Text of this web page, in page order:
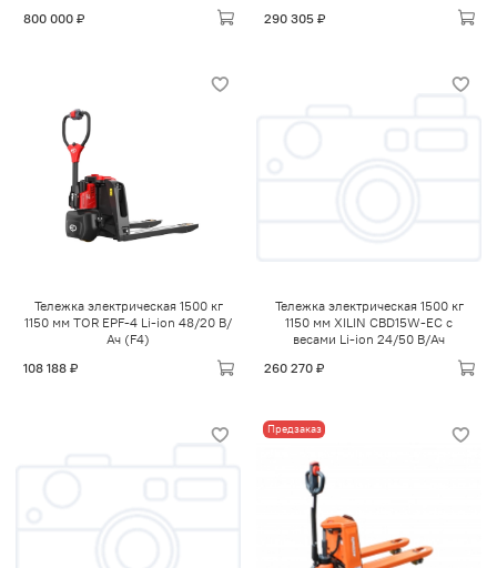
800 000 ₽
290 305 ₽
Тележка электрическая 1500 кг
1150 мм TOR EPF-4 Li-ion 48/20 В/
Ач (F4)
108 188 ₽
Тележка электрическая 1500 кг
1150 мм XILIN CBD15W-EC с
весами Li-ion 24/50 В/Ач
260 270 ₽
Предзаказ